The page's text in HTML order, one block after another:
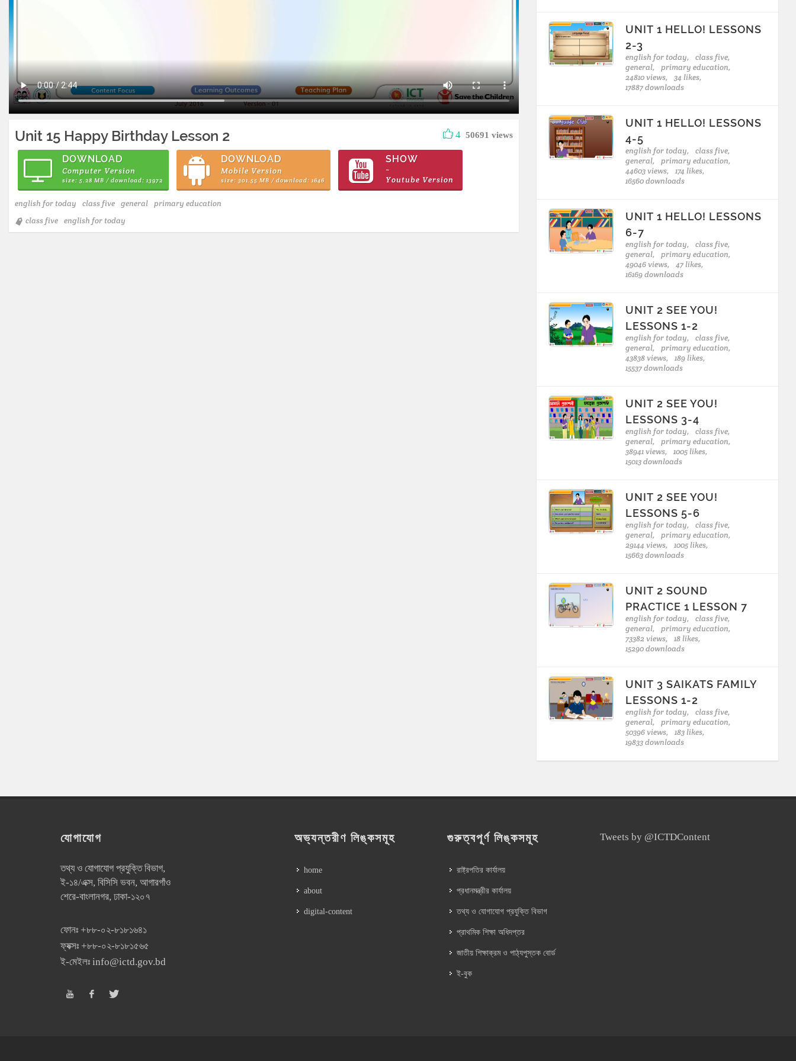
Unit 15 Happy Birthday Lesson 2 4 50691 views
DOWNLOAD
Computer Version
size: 5.28 MB / download: 13972
DOWNLOAD
Mobile Version
size: 301.55 MB / download: 1646
SHOW
~
Youtube Version
english for today class five general primary education
class five english for today
UNIT 1 HELLO! LESSONS
2-3
english for today,
class five,
general,
primary education,
24810 views,
34 likes,
17887 downloads
UNIT 1 HELLO! LESSONS
4-5
english for today,
class five,
general,
primary education,
44603 views,
174 likes,
16560 downloads
UNIT 1 HELLO! LESSONS
6-7
english for today,
class five,
general,
primary education,
49046 views,
47 likes,
16169 downloads
UNIT 2 SEE YOU!
LESSONS 1-2
english for today,
class five,
general,
primary education,
43838 views,
189 likes,
15537 downloads
UNIT 2 SEE YOU!
LESSONS 3-4
english for today,
class five,
general,
primary education,
38941 views,
1005 likes,
15013 downloads
UNIT 2 SEE YOU!
LESSONS 5-6
english for today,
class five,
general,
primary education,
29144 views,
1005 likes,
15663 downloads
UNIT 2 SOUND
PRACTICE 1 LESSON 7
english for today,
class five,
general,
primary education,
73382 views,
18 likes,
15290 downloads
UNIT 3 SAIKATS FAMILY
LESSONS 1-2
english for today,
class five,
general,
primary education,
50396 views,
183 likes,
19833 downloads
যোগাযোগ
তথ্য ও যোগাযোগ প্রযুক্তি বিভাগ,
ই-১৪/এক্স, বিসিসি ভবন, আগারগাঁও
শেরে-বাংলানগর, ঢাকা-১২০৭
ফোনঃ +৮৮-০২-৮১৮১৬৪১
ফ্যক্সঃ +৮৮-০২-৮১৮১৫৬৫
ই-মেইলঃ info@ictd.gov.bd
অভ্যন্তরীণ লিঙ্কসমূহ
home
about
digital-content
গুরুত্বপূর্ণ লিঙ্কসমূহ
রাষ্ট্রপতির কার্যালয়
প্রধানমন্ত্রীর কার্যালয়
তথ্য ও যোগাযোগ প্রযুক্তি বিভাগ
প্রাথমিক শিক্ষা অধিদপ্তর
জাতীয় শিক্ষাক্রম ও পাঠ্যপুস্তক বোর্ড
ই-বুক
Tweets by @ICTDContent